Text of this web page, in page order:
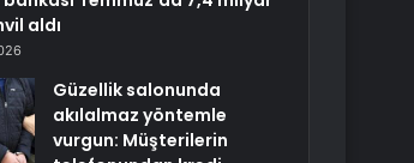
aldı
Güzellik salonunda
akılalmaz yöntemle
vurgun: Müşterilerin